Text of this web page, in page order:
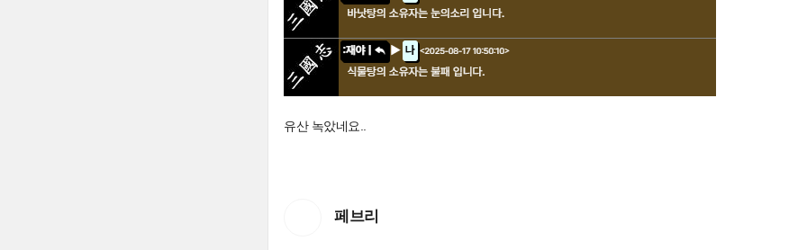
유산 녹았네요..
페브리